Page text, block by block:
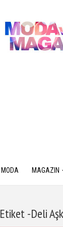
MODA MAGAZIN
Etiket -Deli